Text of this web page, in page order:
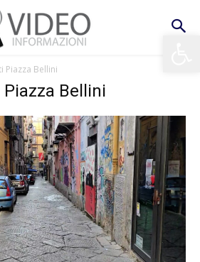
Piazza Bellini
Bellini